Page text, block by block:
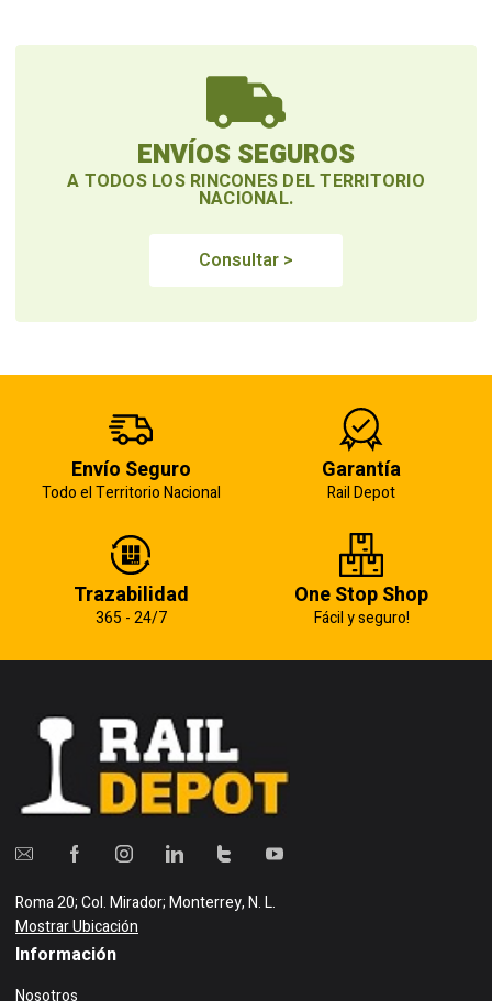
ENVÍOS SEGUROS
A TODOS LOS RINCONES DEL TERRITORIO
NACIONAL.
Consultar >
Envío Seguro
Todo el Territorio Nacional
Garantía
Rail Depot
Trazabilidad
365 - 24/7
One Stop Shop
Fácil y seguro!
Roma 20; Col. Mirador; Monterrey, N. L.
Mostrar Ubicación
Información